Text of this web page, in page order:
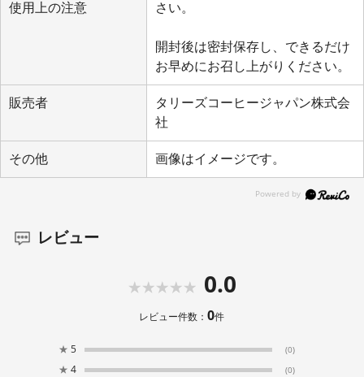
使用上の注意
さい。
開封後は密封保存し、できるだけ
お早めにお召し上がりください。
販売者
タリーズコーヒージャパン株式会
社
その他 画像はイメージです。
レビュー
0.0
レビュー件数：0件
★ 5 (0)
★ 4 (0)